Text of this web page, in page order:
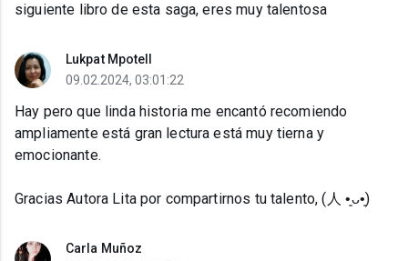
siguiente libro de esta saga, eres muy talentosa
Lukpat Mpotell
09.02.2024, 03:01:22
Hay pero que linda historia me encantó recomiendo
ampliamente está gran lectura está muy tierna y
emocionante.
Gracias Autora Lita por compartirnos tu talento, (⁠人⁠ ⁠•͈⁠ᴗ⁠•͈⁠)
Carla Muñoz